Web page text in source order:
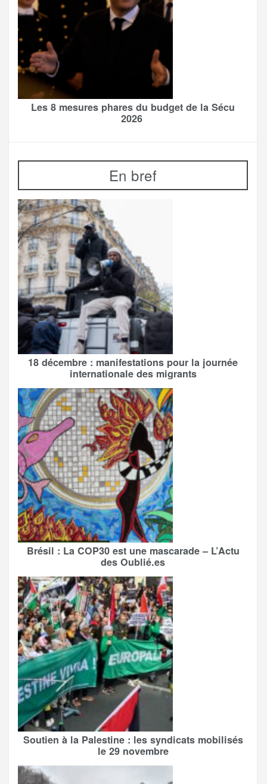
Les 8 mesures phares du budget de la Sécu
2026
En bref
18 décembre : manifestations pour la journée
internationale des migrants
Brésil : La COP30 est une mascarade – L’Actu
des Oublié.es
Soutien à la Palestine : les syndicats mobilisés
le 29 novembre